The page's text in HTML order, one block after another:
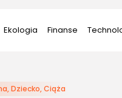
Ekologia Finanse
Dziecko, Ciąża